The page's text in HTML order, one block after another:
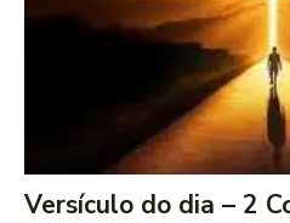
Versículo do dia – 2